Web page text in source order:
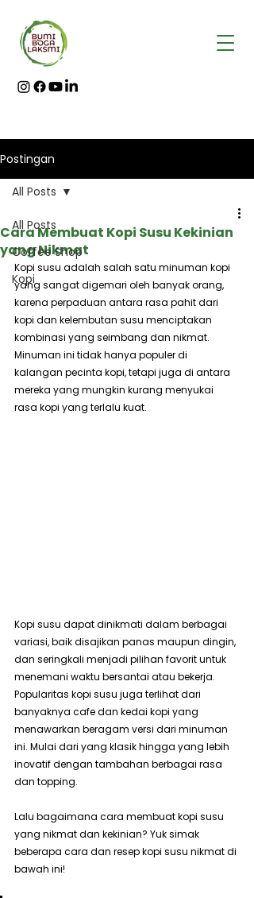
Postingan
All Posts
Coffee Shop
Kopi
All Posts
Cara Membuat Kopi Susu Kekinian
yang Nikmat
Kopi susu adalah salah satu minuman kopi
yang sangat digemari oleh banyak orang,
karena perpaduan antara rasa pahit dari
kopi dan kelembutan susu menciptakan
kombinasi yang seimbang dan nikmat.
Minuman ini tidak hanya populer di
kalangan pecinta kopi, tetapi juga di antara
mereka yang mungkin kurang menyukai
rasa kopi yang terlalu kuat.
Kopi susu dapat dinikmati dalam berbagai
variasi, baik disajikan panas maupun dingin,
dan seringkali menjadi pilihan favorit untuk
menemani waktu bersantai atau bekerja.
Popularitas kopi susu juga terlihat dari
banyaknya cafe dan kedai kopi yang
menawarkan beragam versi dari minuman
ini. Mulai dari yang klasik hingga yang lebih
inovatif dengan tambahan berbagai rasa
dan topping.
Lalu bagaimana cara membuat kopi susu
yang nikmat dan kekinian? Yuk simak
beberapa cara dan resep kopi susu nikmat di
bawah ini!